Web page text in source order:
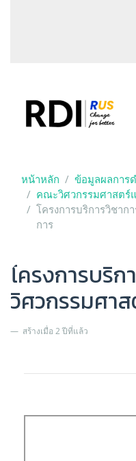
หน้าหลัก
ข้อมูลผลการ
คณะวิศวกรรมศาสตร์
โครงการบริการวิชาก
การ
โครงการบริก
วิศวกรรมศา
สร้างเมื่อ 2 ปีที่แล้ว